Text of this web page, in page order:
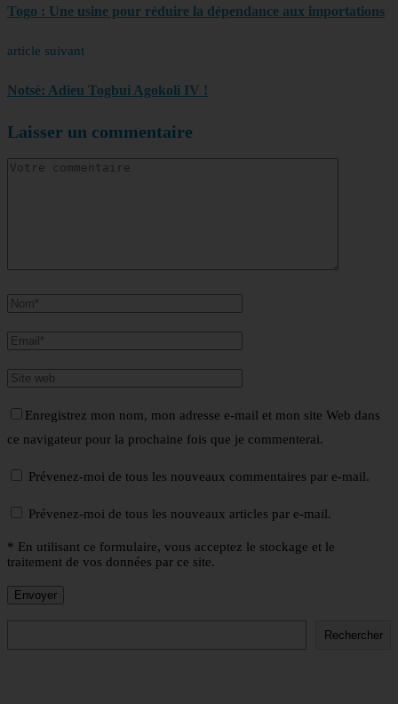
Togo : Une usine pour réduire la dépendance aux importations
article suivant
Notsè: Adieu Togbui Agokoli IV !
Laisser un commentaire
Enregistrez mon nom, mon adresse e-mail et mon site Web dans
ce navigateur pour la prochaine fois que je commenterai.
Prévenez-moi de tous les nouveaux commentaires par e-mail.
Prévenez-moi de tous les nouveaux articles par e-mail.
* En utilisant ce formulaire, vous acceptez le stockage et le
traitement de vos données par ce site.
Rechercher